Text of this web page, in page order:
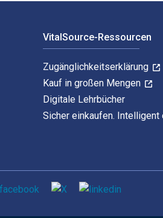
VitalSource-Ressourcen
Zugänglichkeitserklärung
Kauf in großen Mengen
Digitale Lehrbücher
Sicher einkaufen. Intelligent